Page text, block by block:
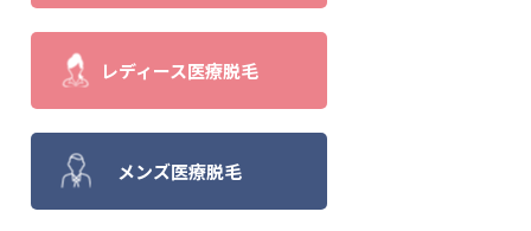
レディース医療脱毛
メンズ医療脱毛